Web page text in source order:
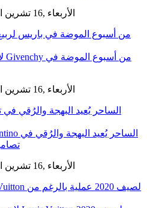
GMT 08:18 2019 الأربعاء ,16 تشرين الأول / أكتوبر
GMT 08:12 2019 الأربعاء ,16 تشرين الأول / أكتوبر
GMT 08:04 2019 الأربعاء ,16 تشرين الأول / أكتوبر